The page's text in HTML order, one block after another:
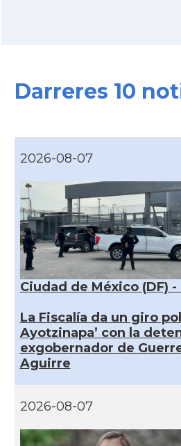
Darreres 10
2026-08-07
Ciudad de México (DF) -
La Fiscalía da un giro
Ayotzinapa’ con la
exgobernador de
Aguirre
2026-08-07